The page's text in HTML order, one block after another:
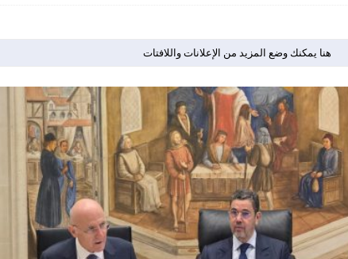
هنا يمكنك وضع المزيد من الإعلانات واللافتات